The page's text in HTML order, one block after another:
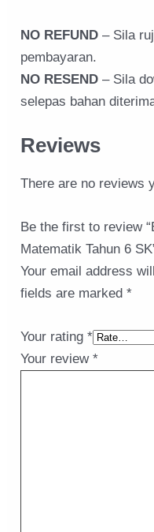
NO REFUND – Sila
pembayaran.
NO RESEND – Sila
selepas bahan
Reviews
There are no reviews
Be the first to review
Matematik Tahun 6
Your email address
fields are marked*
Your rating*
Your review*